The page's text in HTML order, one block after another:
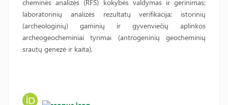
cheminės analizės (RFS) kokybės valdymas ir gerinimas;
laboratorinių analizės rezultatų verifikacija; istorinių
(archeologinių) gaminių ir gyvenviečių aplinkos
archeogeocheminiai tyrimai (antrogeninių geocheminių
srautų genezė ir kaita).